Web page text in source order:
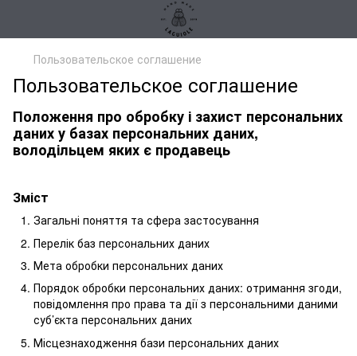
Пользовательское соглашение
Пользовательское соглашение
Положення про обробку і захист персональних
даних у базах персональних даних,
володільцем яких є продавець
Зміст
Загальні поняття та сфера застосування
Перелік баз персональних даних
Мета обробки персональних даних
Порядок обробки персональних даних: отримання згоди,
повідомлення про права та дії з персональними даними
суб’єкта персональних даних
Місцезнаходження бази персональних даних